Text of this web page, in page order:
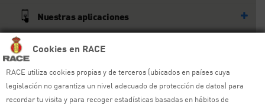
Cookies en RACE
RACE utiliza cookies propias y de terceros (ubicados en países cuya
legislación no garantiza un nivel adecuado de protección de datos) para
recordar tu visita y para recoger estadísticas basadas en hábitos de
Nuestras aplicaciones
© RACE
Todos los derechos reservados